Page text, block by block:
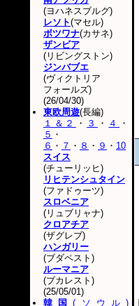
(ヨハネスブルグ)
レソト(マセル)
ボツワナ(カサネ)
ザンビア
(リビングストン)
ジンバブエ
(ヴィクトリア
フォールズ)
(26/04/30)
東欧周遊(長編)
１＆２
・ ３ ・ ４
・
５ ・
６ ・ ７ ・ ８ ・ ９ ・ 10
スイス
(チューリッヒ)
リヒテンシュタイン
(ファドゥーツ)
スロベニア
(リュブリャナ)
クロアチア
(ザグレブ)
ハンガリー
(ブダペスト)
ルーマニア
(ブカレスト)
(25/05/01)
韓国(ソウル)